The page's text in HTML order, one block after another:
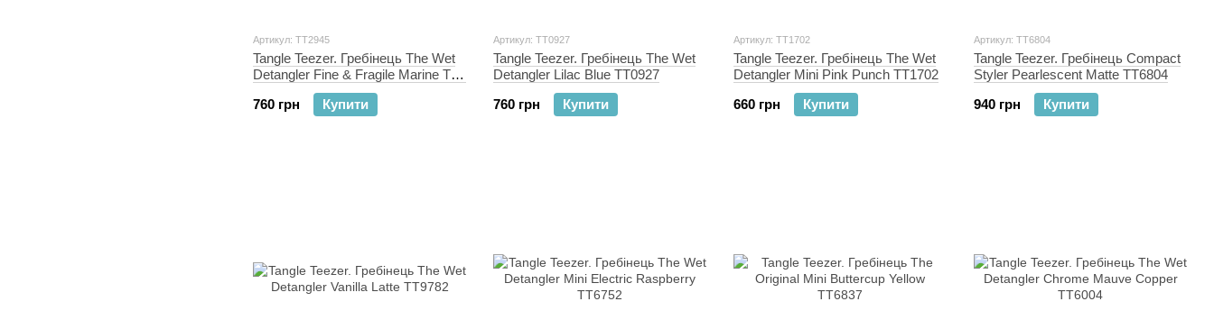
Артикул: TT2945
Tangle Teezer. Гребінець The Wet
Detangler Fine & Fragile Marine Teal
760 грн
Купити
Артикул: TT0927
Tangle Teezer. Гребінець The Wet
Detangler Lilac Blue TT0927
760 грн
Купити
Артикул: TT1702
Tangle Teezer. Гребінець The Wet
Detangler Mini Pink Punch TT1702
660 грн
Купити
Артикул: TT6804
Tangle Teezer. Гребінець Compact
Styler Pearlescent Matte TT6804
940 грн
Купити